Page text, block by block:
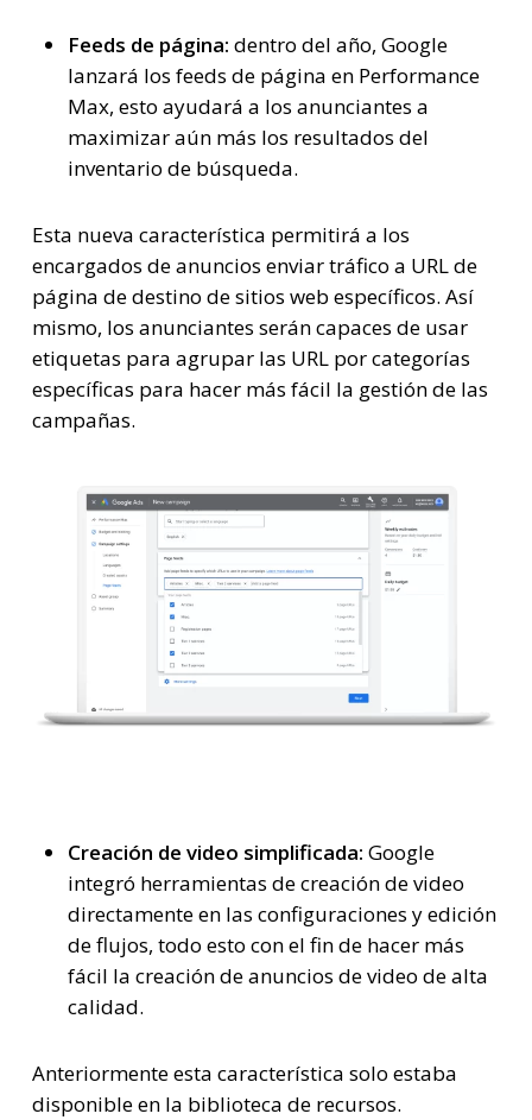
Feeds de página: dentro del año, Google
lanzará los feeds de página en Performance
Max, esto ayudará a los anunciantes a
maximizar aún más los resultados del
inventario de búsqueda.
Esta nueva característica permitirá a los
encargados de anuncios enviar tráfico a URL de
página de destino de sitios web específicos. Así
mismo, los anunciantes serán capaces de usar
etiquetas para agrupar las URL por categorías
específicas para hacer más fácil la gestión de las
campañas.
Creación de video simplificada: Google
integró herramientas de creación de video
directamente en las configuraciones y edición
de flujos, todo esto con el fin de hacer más
fácil la creación de anuncios de video de alta
calidad.
Anteriormente esta característica solo estaba
disponible en la biblioteca de recursos.